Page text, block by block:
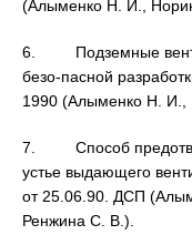
(Алыменко Н. И.,
6. Подземные
безо-пасной
1990 (Алыменко Н. И.,
7. Способ
устье выдающего
от 25.06.90. ДСП
Ренжина С. В.).